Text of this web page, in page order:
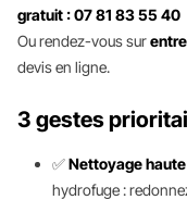
gratuit : 07 81 83 55 40
Ou rendez-vous sur
devis en ligne.
3 gestes
✅Nettoyage
hydrofuge :